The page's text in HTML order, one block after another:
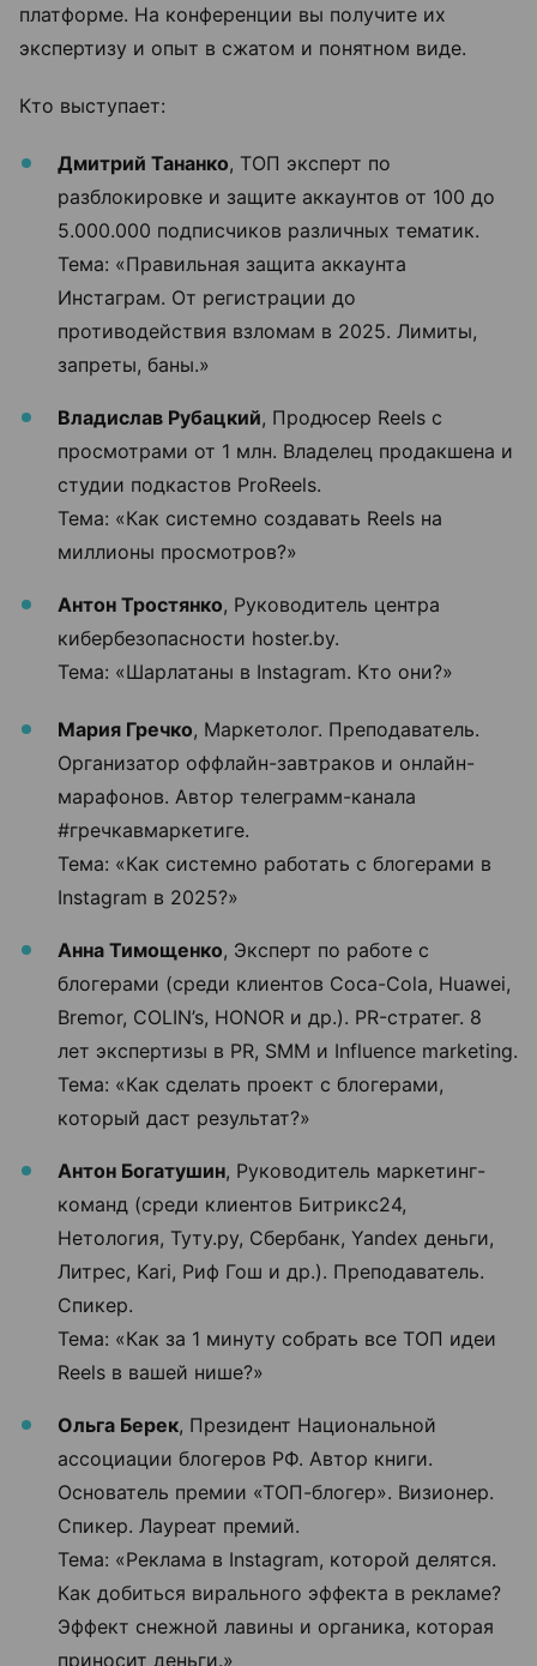
платформе. На конференции вы получите их
экспертизу и опыт в сжатом и понятном виде.
Кто выступает:
Дмитрий Тананко, ТОП эксперт по
разблокировке и защите аккаунтов от 100 до
5.000.000 подписчиков различных тематик.
Тема: «Правильная защита аккаунта
Инстаграм. От регистрации до
противодействия взломам в 2025. Лимиты,
запреты, баны.»
Владислав Рубацкий, Продюсер Reels с
просмотрами от 1 млн. Владелец продакшена и
студии подкастов ProReels.
Тема: «Как системно создавать Reels на
миллионы просмотров?»
Антон Тростянко, Руководитель центра
кибербезопасности hoster.by.
Тема: «Шарлатаны в Instagram. Кто они?»
Мария Гречко, Маркетолог. Преподаватель.
Организатор оффлайн-завтраков и онлайн-
марафонов. Автор телеграмм-канала
#гречкавмаркетиге.
Тема: «Как системно работать с блогерами в
Instagram в 2025?»
Анна Тимощенко, Эксперт по работе с
блогерами (среди клиентов Coca-Cola, Huawei,
Bremor, COLIN’s, HONOR и др.). PR-стратег. 8
лет экспертизы в PR, SMM и Influence marketing.
Тема: «Как сделать проект с блогерами,
который даст результат?»
Антон Богатушин, Руководитель маркетинг-
команд (среди клиентов Битрикс24,
Нетология, Туту.ру, Сбербанк, Yandex деньги,
Литрес, Kari, Риф Гош и др.). Преподаватель.
Спикер.
Тема: «Как за 1 минуту собрать все ТОП идеи
Reels в вашей нише?»
Ольга Берек, Президент Национальной
ассоциации блогеров РФ. Автор книги.
Основатель премии «ТОП-блогер». Визионер.
Спикер. Лауреат премий.
Тема: «Реклама в Instagram, которой делятся.
Как добиться вирального эффекта в рекламе?
Эффект снежной лавины и органика, которая
приносит деньги.»